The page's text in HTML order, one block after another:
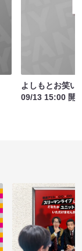
よしもとお笑
09/13 15:00 開